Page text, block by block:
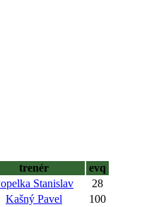
trenér
evq
Stanislav
28
Kašný Pavel
100